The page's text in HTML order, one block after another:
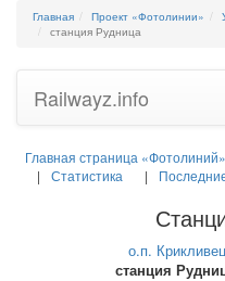
Главная Проект «Фотолинии»
станция Рудница
Railwayz.info
Главная страница «Фотолиний»
Статистика
о.п. Крикливец
станция